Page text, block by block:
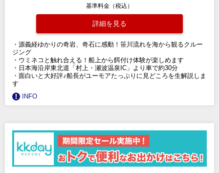
基準料金（税込）
詳細を見る
・源義経ゆかりの奇岩、奇石に感動！笹川流れを海から観るクルー
ジング
・ウミネコと触れ合える！船上から餌付け体験が楽しめます
・日本海沿岸東北道「村上・瀬波温泉IC」より車で約30分
・面白いと大好評♪船長がユーモアたっぷりに見どころを生解説しま
す
INFO